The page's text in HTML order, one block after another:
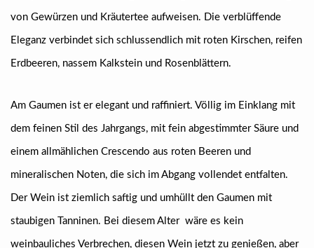
von Gewürzen und Kräutertee aufweisen. Die verblüffende
Eleganz verbindet sich schlussendlich mit roten Kirschen, reifen
Erdbeeren, nassem Kalkstein und Rosenblättern.
Am Gaumen ist er elegant und raffiniert. Völlig im Einklang mit
dem feinen Stil des Jahrgangs, mit fein abgestimmter Säure und
einem allmählichen Crescendo aus roten Beeren und
mineralischen Noten, die sich im Abgang vollendet entfalten.
Der Wein ist ziemlich saftig und umhüllt den Gaumen mit
staubigen Tanninen. Bei diesem Alter wäre es kein
weinbauliches Verbrechen, diesen Wein jetzt zu genießen, aber